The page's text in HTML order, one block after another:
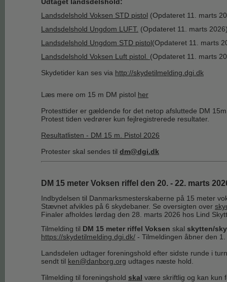
Landsdelshold Voksen STD pistol (Opdateret 11. marts
Landsdelshold Ungdom LUFT. (Opdateret 11.
marts
Landsdelshold Ungdom STD pistol(Opdateret 11. marts
Landsdelshold Voksen Luft pistol. (Opdateret 11.
marts
Skydetider kan ses via http://skydetilmelding.dgi.dk
Læs mere om 15 m DM pistol her
Protesttider er gældende for det netop afsluttede DM
Protest tiden vedrører kun fejlregistrerede resultater.
Resultatlisten - DM 15 m. Pistol 2026
Protester skal sendes til dm@dgi.dk
DM 15 meter Voksen riffel den 20. - 22. marts
Indbydelsen til Danmarksmesterskaberne på 15 meter
Stævnet afvikles på 6 skydebaner. Se oversigten over
Finaler afholdes lørdag den 28. marts 2026 hos Lind
Tilmelding til DM 15 meter riffel Voksen skal skytten/
https://skydetilmelding.dgi.dk/ - Tilmeldingen åbner den
Landsdelen udtager foreningshold efter sidste runde i
sendt til ken@danborg.org udtages næste hold.
Tilmelding til foreningshold skal være skriftlig og kan kun